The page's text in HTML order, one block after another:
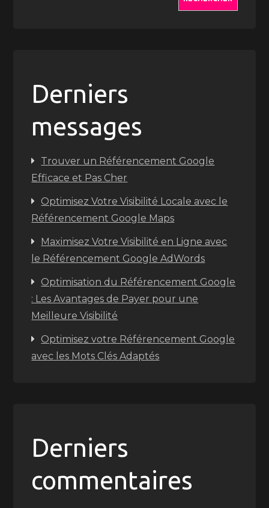
Derniers
messages
Trouver un Référencement Google
Efficace et Pas Cher
Optimisez Votre Visibilité Locale avec le
Référencement Google Maps
Maximisez Votre Visibilité en Ligne avec
le Référencement Google AdWords
Optimisation du Référencement Google
: Les Avantages de Payer pour une
Meilleure Visibilité
Optimisez votre Référencement Google
avec les Mots Clés Adaptés
Derniers
commentaires